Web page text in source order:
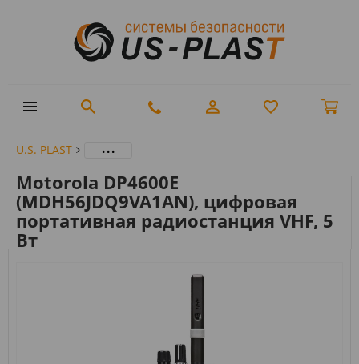
U.S. PLAST ...
Motorola DP4600E
(MDH56JDQ9VA1AN), цифровая
портативная радиостанция VHF, 5
Вт